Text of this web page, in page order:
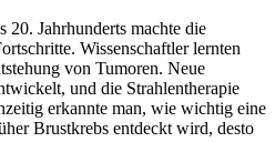
20. Jahrhunderts machte die
Wissenschaftler lernten
von Tumoren. Neue
und die Strahlentherapie
erkannte man, wie wichtig eine
Brustkrebs entdeckt wird, desto